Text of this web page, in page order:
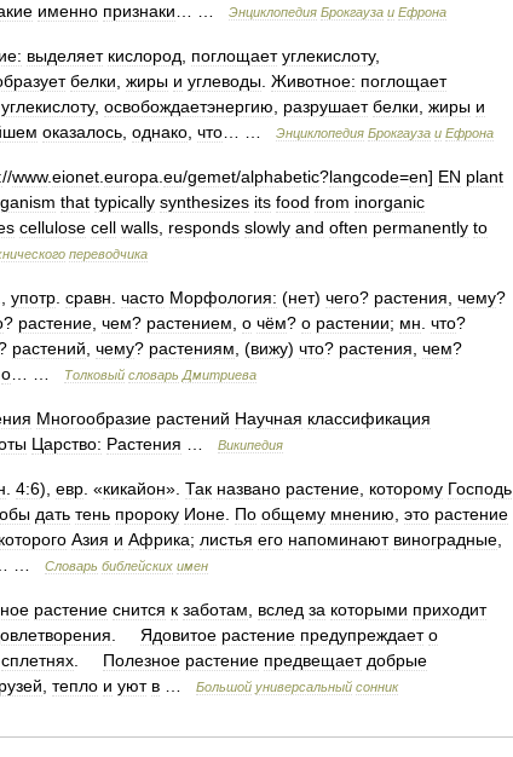
именно признаки Энциклопедия Брокгауза и Ефрона
выделяет кислород поглощает углекислоту,
белки жиры и углеводы Животное: поглощает
углекислоту, освобождаетэнергию разрушает белки жиры и
оказалось однако что Энциклопедия Брокгауза и Ефрона
//www.eionet europa eu/gemet/alphabetic?langcode=en] EN plant
that typically synthesizes its food from inorganic
cellulose cell walls responds slowly and often permanently to
переводчика
употр сравн часто Морфология: (нет) чего? растения чему?
? растение чем? растением о чём? о растении; мн что?
растений чему? растениям , (вижу) что? растения чем?
о Толковый словарь Дмитриева
Многообразие растений Научная классификация
Царство: Растения Википедия
4:6), евр . «кикайон». Так названо растение которому Господь
дать тень пророку Ионе По общему мнению это растение
которого Азия и Африка; листья его напоминают виноградные
Словарь библейских имен
растение снится к заботам вслед за которыми приходит
Ядовитое растение предупреждает о
сплетнях Полезное растение предвещает добрые
тепло и уют в Большой универсальный сонник